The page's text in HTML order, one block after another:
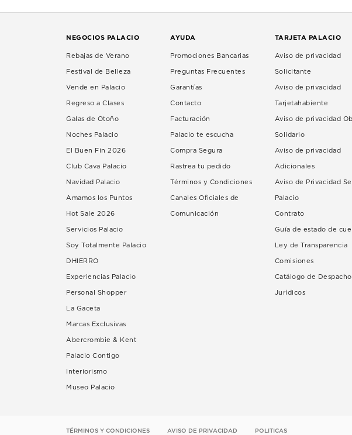
NEGOCIOS PALACIO
Rebajas de Verano
Festival de Belleza
Vende en Palacio
Regreso a Clases
Galas de Otoño
Noches Palacio
El Buen Fin 2026
Club Cava Palacio
Navidad Palacio
Amamos los Puntos
Hot Sale 2026
Servicios Palacio
Soy Totalmente Palacio
DHIERRO
Experiencias Palacio
Personal Shopper
La Gaceta
Marcas Exclusivas
Abercrombie & Kent
Palacio Contigo
Interiorismo
Museo Palacio
AYUDA
Promociones Bancarias
Preguntas Frecuentes
Garantías
Contacto
Facturación
Palacio te escucha
Compra Segura
Rastrea tu pedido
Términos y Condiciones
Canales Oficiales de
Comunicación
TARJETA PALACIO
Aviso de privacidad
Solicitante
Aviso de privacidad
Tarjetahabiente
Aviso de privacidad
Solidario
Aviso de privacidad
Adicionales
Aviso de Privacidad
Palacio
Contrato
Guía de estado de
Ley de Transparencia
Comisiones
Catálogo de
Jurídicos
TÉRMINOS Y CONDICIONES AVISO DE PRIVACIDAD POLITICAS